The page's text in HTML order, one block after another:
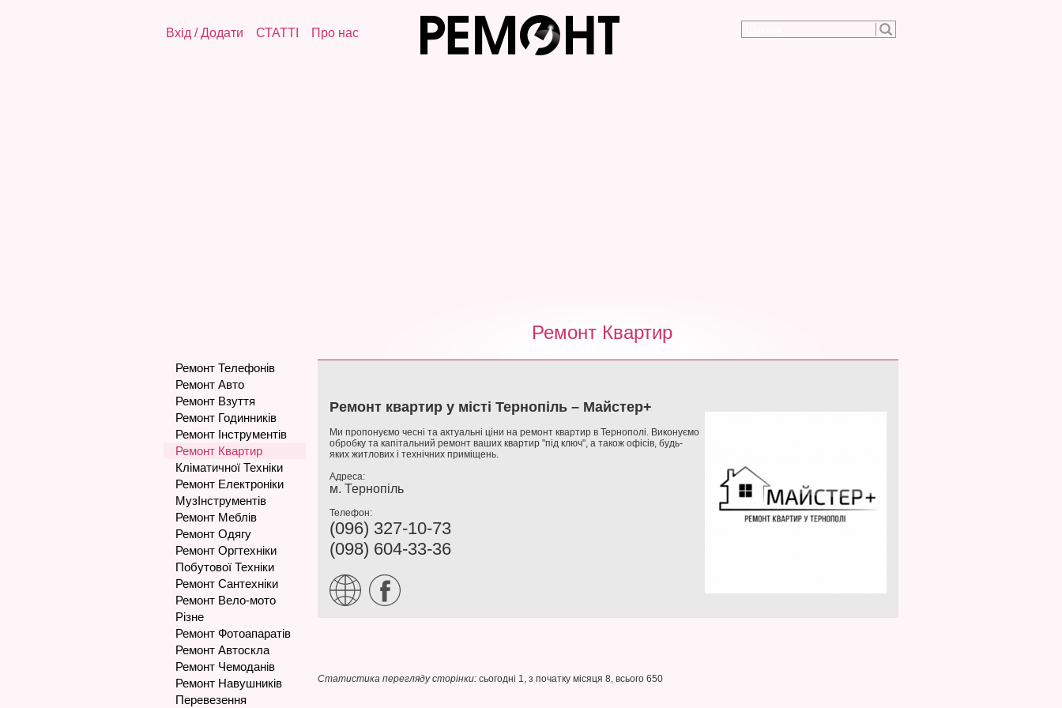
Вхід /Додати СТАТТІ Про нас
Ремонт Квартир
Ремонт Телефонів
Ремонт Авто
Ремонт Взуття
Ремонт Годинників
Ремонт Інструментів
Ремонт Квартир
Кліматичної Техніки
Ремонт Електроніки
МузІнструментів
Ремонт Меблів
Ремонт Одягу
Ремонт Оргтехніки
Побутової Техніки
Ремонт Сантехніки
Ремонт Вело-мото
Різне
Ремонт Фотоапаратів
Ремонт Автоскла
Ремонт Чемоданів
Ремонт Навушників
Перевезення
Ремонт квартир у місті Тернопіль – Майстер+
Ми пропонуємо чесні та актуальні ціни на ремонт квартир в Тернополі. Виконуємо
обробку та капітальний ремонт ваших квартир "під ключ", а також офісів, будь-
яких житлових і технічних приміщень.
Адреса:
м. Тернопіль
Телефон:
(096) 327-10-73
(098) 604-33-36
Статистика перегляду сторінки: сьогодні 1, з початку місяця 8, всього 650